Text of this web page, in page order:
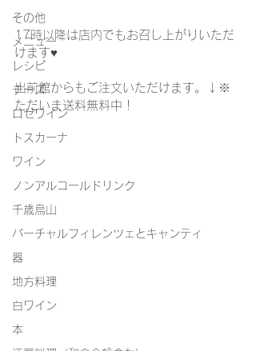
その他
メニュー
レシピ
チーズ
ロゼワイン
トスカーナ
ワイン
ノンアルコールドリンク
千歳烏山
バーチャルフィレンツェとキャンティ
器
地方料理
白ワイン
本
17時以降は店内でもお召し上がりいただ
けます♥
出前館からもご注文いただけます。↓※
ただいま送料無料中！